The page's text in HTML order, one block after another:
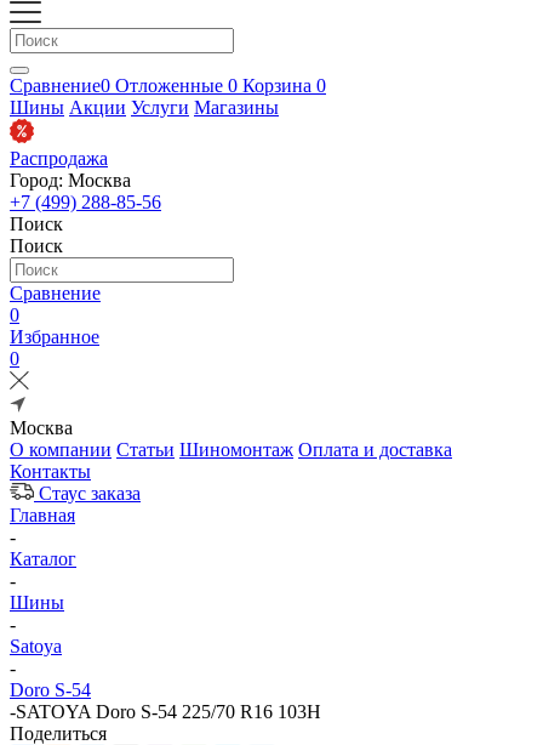
Сравнение0 Отложенные 0 Корзина 0
Шины Акции Услуги Магазины
Распродажа
Город: Москва
+7 (499) 288-85-56
Поиск
Поиск
Сравнение
0
Избранное
0
Москва
О компании Статьи Шиномонтаж Оплата и доставка
Контакты
Стаус заказа
Главная
-
Каталог
-
Шины
-
Satoya
-
Doro S-54
-SATOYA Doro S-54 225/70 R16 103H
Поделиться